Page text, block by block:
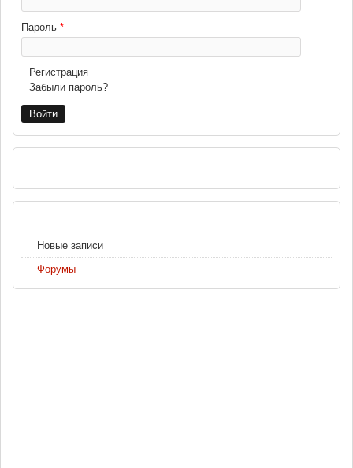
Пароль *
Регистрация
Забыли пароль?
Новые записи
Форумы